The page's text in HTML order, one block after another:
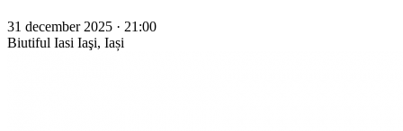
31 december 2025 · 21:00
Biutiful Iasi Iaşi, Iași